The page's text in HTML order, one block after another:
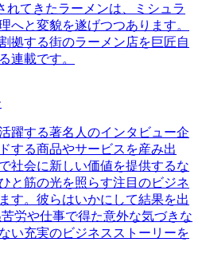
れてきたラーメンは、ミシュラ
へと変貌を遂げつつあります。
拠する街のラーメン店を巨匠自
連載です。
躍する著名人のインタビュー企
する商品やサービスを産み出
社会に新しい価値を提供するな
と筋の光を照らす注目のビジネ
す。彼らはいかにして結果を出
労や仕事で得た意外な気づきな
い充実のビジネスストーリーを